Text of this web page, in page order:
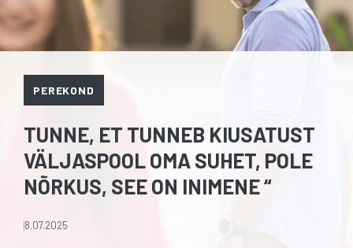
PEREKOND
TUNNE, ET TUNNEB KIUSATUST
VÄLJASPOOL OMA SUHET, POLE
NÕRKUS, SEE ON INIMENE “
8.07.2025